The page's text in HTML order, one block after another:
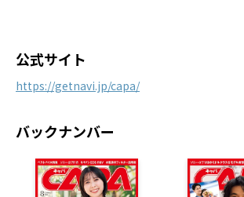
公式サイト
https://getnavi.jp/capa/
バックナンバー